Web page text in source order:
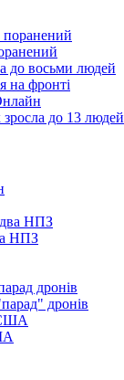
до восьми людей
на фронті
зросла до 13 людей
НПЗ
дронів